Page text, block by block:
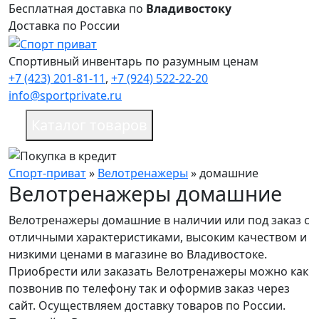
Бесплатная доставка по Владивостоку
Доставка по России
Спортивный инвентарь по разумным ценам
+7 (423) 201-81-11, +7 (924) 522-22-20
info@sportprivate.ru
Спорт-приват» Велотренажеры »домашние
Велотренажеры домашние
Велотренажеры домашние в наличии или под заказ c
отличными характеристиками, высоким качеством и
низкими ценами в магазине во Владивостоке.
Приобрести или заказать Велотренажеры можно как
позвонив по телефону так и оформив заказ через
сайт. Осуществляем доставку товаров по России.